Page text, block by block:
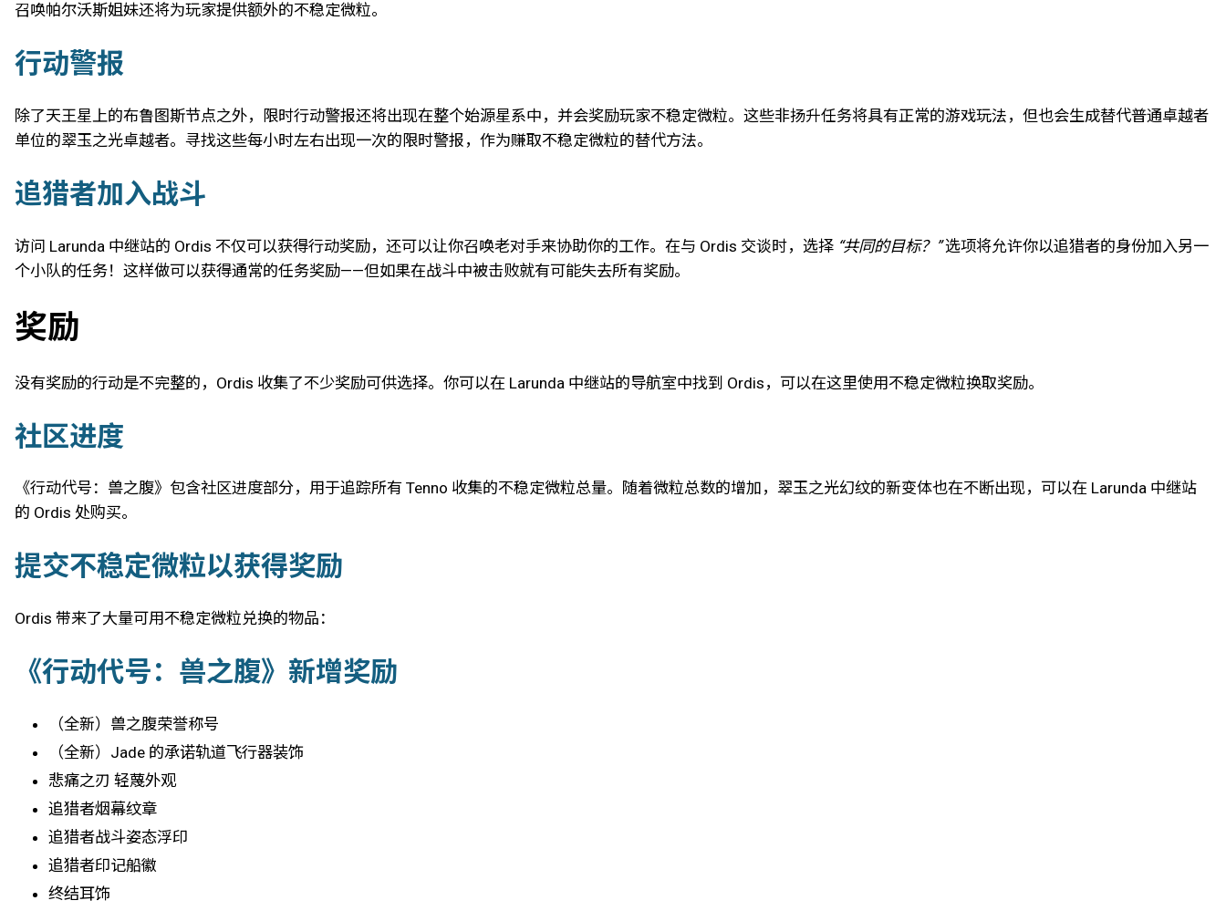
召唤帕尔沃斯姐妹还将为玩家提供额外的不稳定微粒。
行动警报
除了天王星上的布鲁图斯节点之外，限时行动警报还将出现在整个始源星系中，并会奖励玩家不稳定微粒。这些非扬升任务将具有正常的游戏玩法，但也会生成替代普通卓越者
单位的翠玉之光卓越者。寻找这些每小时左右出现一次的限时警报，作为赚取不稳定微粒的替代方法。
追猎者加入战斗
访问 Larunda 中继站的 Ordis 不仅可以获得行动奖励，还可以让你召唤老对手来协助你的工作。在与 Ordis 交谈时，选择 “共同的目标？”选项将允许你以追猎者的身份加入另一
个小队的任务！这样做可以获得通常的任务奖励——但如果在战斗中被击败就有可能失去所有奖励。
奖励
没有奖励的行动是不完整的，Ordis 收集了不少奖励可供选择。你可以在 Larunda 中继站的导航室中找到 Ordis，可以在这里使用不稳定微粒换取奖励。
社区进度
《行动代号：兽之腹》包含社区进度部分，用于追踪所有 Tenno 收集的不稳定微粒总量。随着微粒总数的增加，翠玉之光幻纹的新变体也在不断出现，可以在 Larunda 中继站
的 Ordis 处购买。
提交不稳定微粒以获得奖励
Ordis 带来了大量可用不稳定微粒兑换的物品：
《行动代号：兽之腹》新增奖励
（全新）兽之腹荣誉称号
（全新）Jade 的承诺轨道飞行器装饰
悲痛之刃 轻蔑外观
追猎者烟幕纹章
追猎者战斗姿态浮印
追猎者印记船徽
终结耳饰